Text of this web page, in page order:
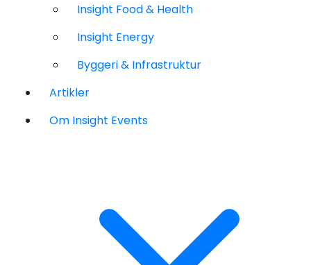
Insight Food & Health
Insight Energy
Byggeri & Infrastruktur
Artikler
Om Insight Events